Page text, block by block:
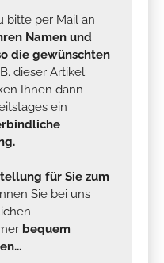
bitte per Mail an
Namen und
die gewünschten
dieser Artikel:
Ihnen dann
ein
für Sie zum
Sie bei uns
bequem